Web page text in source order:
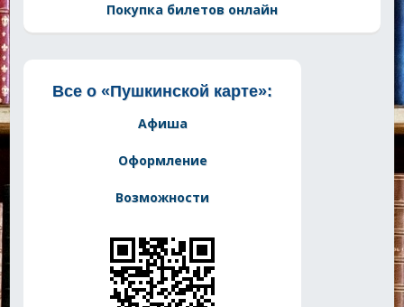
Покупка билетов онлайн
Все о «Пушкинской карте»:
Афиша
Оформление
Возможности